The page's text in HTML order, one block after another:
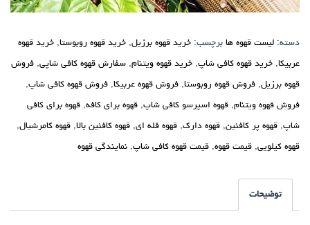
دسته: لیست قهوه ها برچسب: خرید قهوه برزیل, خرید قهوه روبوستا, خرید قهوه
عربیکا, خرید قهوه کافی شاپ, خرید قهوه ویتنام, سفارش قهوه کافی شاپی, فروش
قهوه برزیل, فروش قهوه روبوستا, فروش قهوه عربیکا, فروش قهوه کافی شاپ,
فروش قهوه ویتنام, قهوه اسپرسو کافی شاپ, قهوه برای کافه, قهوه برای کافی
شاپ, قهوه پر کافئین, قهوه دارک, قهوه فله ای, قهوه کافئین بالا, قهوه کامرشیال,
قهوه کیلویی, قیمت قهوه, قیمت قهوه کافی شاپ, نمایندگی قهوه
توضیحات